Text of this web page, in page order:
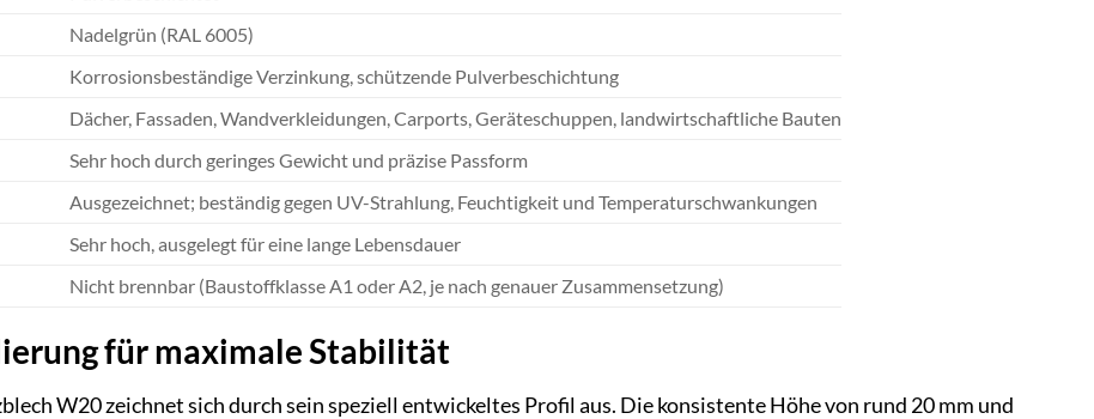
Nadelgrün (RAL 6005)
Korrosionsbeständige Verzinkung, schützende Pulverbeschichtung
Dächer, Fassaden, Wandverkleidungen, Carports, Geräteschuppen, landwirtschaftliche Bauten
Sehr hoch durch geringes Gewicht und präzise Passform
Ausgezeichnet; beständig gegen UV-Strahlung, Feuchtigkeit und Temperaturschwankungen
Sehr hoch, ausgelegt für eine lange Lebensdauer
Nicht brennbar (Baustoffklasse A1 oder A2, je nach genauer Zusammensetzung)
für maximale Stabilität
W20 zeichnet sich durch sein speziell entwickeltes Profil aus. Die konsistente Höhe von rund 20 mm und